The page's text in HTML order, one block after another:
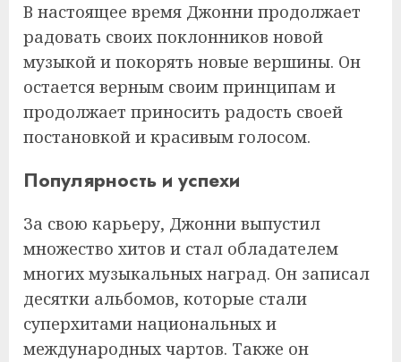
В настоящее время Джонни продолжает
радовать своих поклонников новой
музыкой и покорять новые вершины. Он
остается верным своим принципам и
продолжает приносить радость своей
постановкой и красивым голосом.
Популярность и успехи
За свою карьеру, Джонни выпустил
множество хитов и стал обладателем
многих музыкальных наград. Он записал
десятки альбомов, которые стали
суперхитами национальных и
международных чартов. Также он